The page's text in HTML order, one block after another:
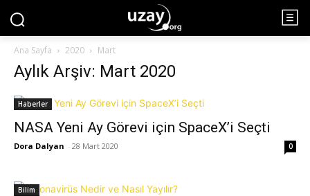
Ana Sayfa 2020 Mart
Aylık Arşiv: Mart 2020
Haberler
NASA Yeni Ay Görevi için SpaceX’i Seçti
Dora Dalyan - 28 Mart 2020 0
Bilim